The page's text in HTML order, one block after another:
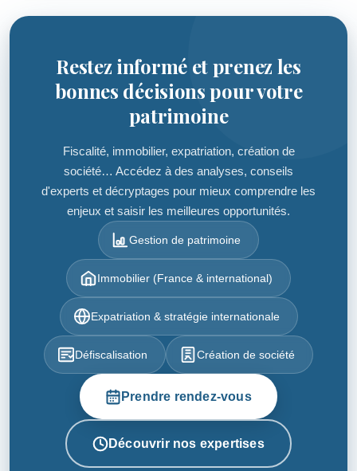
Restez informé et prenez les
bonnes décisions pour votre
patrimoine
Fiscalité, immobilier, expatriation, création de
société… Accédez à des analyses, conseils
d'experts et décryptages pour mieux comprendre les
enjeux et saisir les meilleures opportunités.
Gestion de patrimoine
Immobilier (France & international)
Expatriation & stratégie internationale
Défiscalisation Création de société
Prendre rendez-vous
Découvrir nos expertises